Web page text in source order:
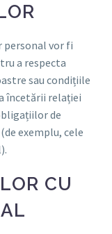
personal vor fi
a respecta
sau condițiile
încetării relației
de
exemplu, cele
CU